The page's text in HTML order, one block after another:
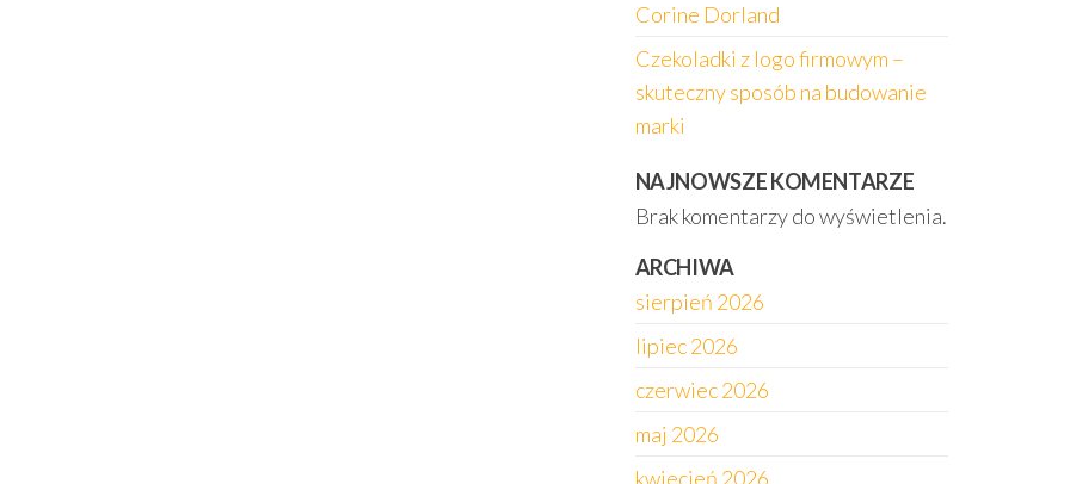
Corine Dorland
Czekoladki z logo firmowym –
skuteczny sposób na budowanie
marki
NAJNOWSZE KOMENTARZE
Brak komentarzy do wyświetlenia.
ARCHIWA
sierpień 2026
lipiec 2026
czerwiec 2026
maj 2026
kwiecień 2026